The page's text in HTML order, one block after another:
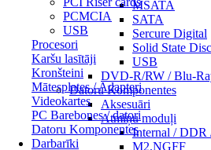
PCMCIA
USB
Procesori
Karšu lasītāji
Kronšteini
Mātesplates / Adapteri
Videokartes
PC Barebones / datori
Datoru Komponentes
Darbarīki
MSATA
SATA
Sercure Digital
Solid State
USB
DVD-R/RW / Blu-
Datoru Komponentes
Aksesuāri
Atmiņu moduļi
Internal / DDR
M2.NGFF